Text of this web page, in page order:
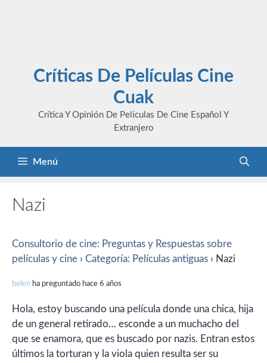
Críticas De Películas Cine
Cuak
Crítica Y Opinión De Películas De Cine Español Y
Extranjero
Menú
Nazi
Consultorio de cine: Preguntas y Respuestas sobre
películas y cine › Categoría: Películas antiguas › Nazi
belen ha preguntado hace 6 años
Hola, estoy buscando una película donde una chica, hija
de un general retirado… esconde a un muchacho del
que se enamora, que es buscado por nazis. Entran estos
últimos la torturan y la viola quien resulta ser su